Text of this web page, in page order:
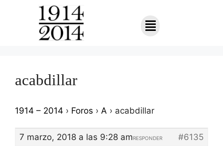
acabdillar
1914 – 2014 › Foros › A › acabdillar
7 marzo, 2018 a las 9:28 am #6135
RESPONDER